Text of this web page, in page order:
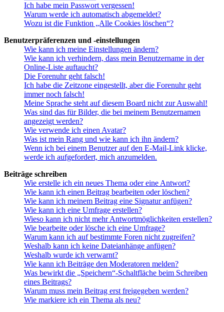
Ich habe mein Passwort vergessen!
Warum werde ich automatisch abgemeldet?
Wozu ist die Funktion „Alle Cookies löschen“?
Benutzerpräferenzen und -einstellungen
Wie kann ich meine Einstellungen ändern?
Wie kann ich verhindern, dass mein Benutzername in der
Online-Liste auftaucht?
Die Forenuhr geht falsch!
Ich habe die Zeitzone eingestellt, aber die Forenuhr geht
immer noch falsch!
Meine Sprache steht auf diesem Board nicht zur Auswahl!
Was sind das für Bilder, die bei meinem Benutzernamen
angezeigt werden?
Wie verwende ich einen Avatar?
Was ist mein Rang und wie kann ich ihn ändern?
Wenn ich bei einem Benutzer auf den E-Mail-Link klicke,
werde ich aufgefordert, mich anzumelden.
Beiträge schreiben
Wie erstelle ich ein neues Thema oder eine Antwort?
Wie kann ich einen Beitrag bearbeiten oder löschen?
Wie kann ich meinem Beitrag eine Signatur anfügen?
Wie kann ich eine Umfrage erstellen?
Wieso kann ich nicht mehr Antwortmöglichkeiten erstellen?
Wie bearbeite oder lösche ich eine Umfrage?
Warum kann ich auf bestimmte Foren nicht zugreifen?
Weshalb kann ich keine Dateianhänge anfügen?
Weshalb wurde ich verwarnt?
Wie kann ich Beiträge den Moderatoren melden?
Was bewirkt die „Speichern“-Schaltfläche beim Schreiben
eines Beitrags?
Warum muss mein Beitrag erst freigegeben werden?
Wie markiere ich ein Thema als neu?